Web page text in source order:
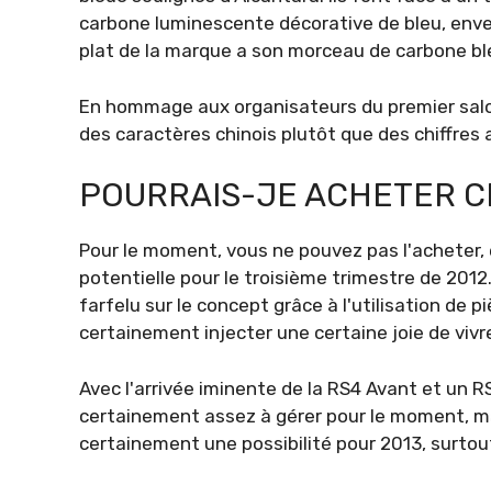
carbone luminescente décorative de bleu,
plat de la marque a son morceau de carbone
En hommage aux organisateurs du premier
des caractères chinois plutôt que des chiffres
POURRAIS-JE ACHETER
Pour le moment, vous ne pouvez pas
potentielle pour le troisième trimestre de
farfelu sur le concept grâce à l'utilisation de
certainement injecter une certaine joie de
Avec l'arrivée iminente de la RS4 Avant et un
certainement assez à gérer pour le moment,
certainement une possibilité pour 2013,